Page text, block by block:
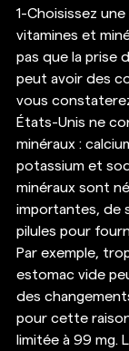
1-Choisissez
vitamines et
pas que la prise
peut avoir des
vous
États-Unis ne
minéraux :
potassium et
minéraux sont
importantes, de
pilules pour
Par exemple,
estomac vide
des
pour cette
limitée à 99 mg.